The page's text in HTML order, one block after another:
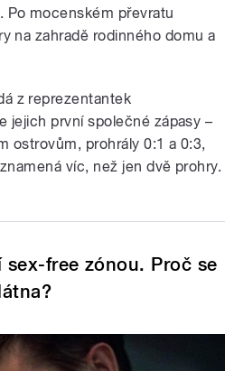
Po mocenském převratu
na zahradě rodinného domu a
z reprezentantek
jejich první společné zápasy –
ostrovům, prohrály 0:1 a 0:3,
víc, než jen dvě prohry.
free zónou. Proč se